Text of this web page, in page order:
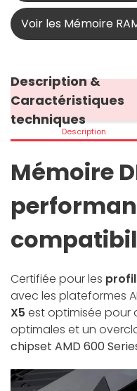
Voir les Mémoire
Description &
Caractéristiques
techniques
Description
Mémoire
Certifiée pour les
avec les plateformes
X5 est optimisée pour
optimales et un
chipset AMD 600